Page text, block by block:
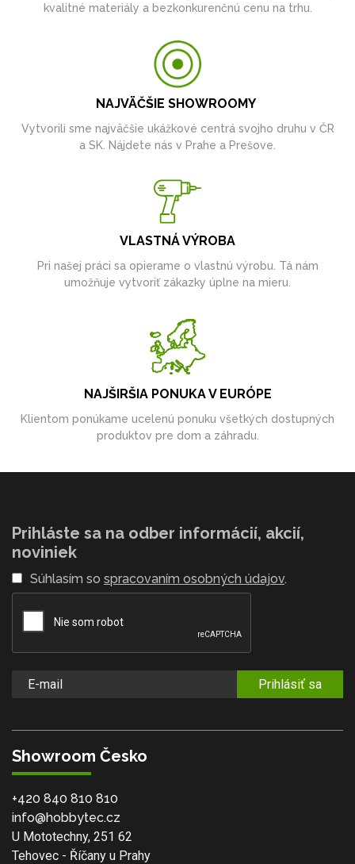
kvalitné materiály a bezkonkurenčnú cenu na trhu.
NAJVÄČŠIE SHOWROOMY
Vytvorili sme najväčšie ukážkové centrá svojho druhu v ČR
a SK. Nájdete nás v Prahe a Prešove.
VLASTNÁ VÝROBA
Pri našej práci sa opierame o vlastnú výrobu. Tá nám
umožňuje vytvoriť zákazky úplne na mieru.
NAJŠIRŠIA PONUKA V EURÓPE
Klientom ponúkame ucelenú ponuku všetkých dostupných
produktov pre dom a záhradu.
Prihláste sa na odber informácií, akcií,
noviniek
Súhlasím so spracovaním osobných údajov.
Prihlásiť sa
Showroom Česko
+420 840 810 810
info@hobbytec.cz
U Mototechny, 251 62
Tehovec - Říčany u Prahy